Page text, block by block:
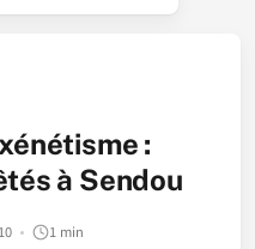
:
à Sendou
1 min